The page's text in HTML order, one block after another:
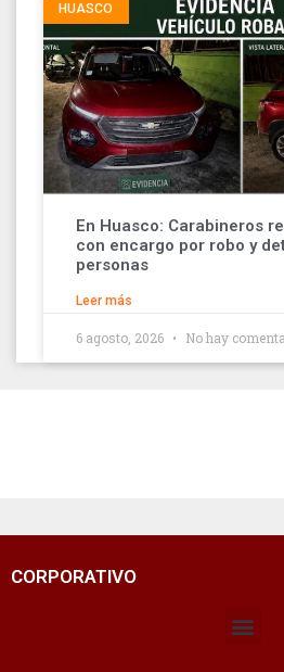
HUASCO
En Huasco: Carabineros
con encargo por robo y
personas
Leer más
6 agosto, 2026 No hay
CORPORATIVO